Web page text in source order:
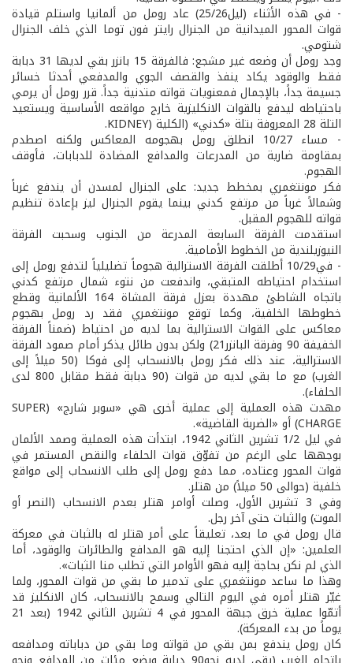
- في هذه الأثناء (ليل25/26) عاد رومل من ألمانيا واستلم قيادة
قوات المحور الميدانية من الجنرال رايتر فون توما الذي خلف الجنرال
شتومي.
وجد رومل أن وضعه غير مشجع: فالفرقة 15 بانزر بقي لديها 31 دبابة
فقط والوقود يكاد ينفذ والقصف الجوي والمدفعي أحدثا خسائر
جسيمة جداً، بالإجمال فمعنويات قواته متدنية جداً. قرر رومل أن يرمي
باحتياطه ليدفع بالقوات الانكليزية خارج مواقعه الأساسية ويستعيد
التلة 28 المعروفة بتلة «كدني» (الكلية (KIDNEY.
- مساء 10/27 انطلق رومل بهجومه المعاكس ولكنه اصطدم
بمقاومة ضارية من المدرعات والمدافع المضادة للدبابات، فأوقف
الهجوم.
فكر مونتغمري بمخطط جديد: على الجنرال لمسدن أن يندفع غرباً
وشمالاً غرباً من مرتفع كدني بينما يقوم الجنرال ليز بإعادة تنظيم
قواته للهجوم المقبل.
استقدمت الفرقة السابعة المدرعة من الجنوب وسحبت الفرقة
النيوزيلندية من الخطوط الأمامية.
- في10/29 أطلقت الفرقة الاسترالية هجوماً تضليلياً لتدفع رومل إلى
استخدام احتياطه المتبقي، واندفعت من نتوء شمال مرتفع كدني
باتجاه الشاطئ مهددة بعزل فرقة المشاة 164 الألمانية وقطع
خطوطها الخلفية، وكما توقع مونتغمري فقد رد رومل بهجوم
معاكس على القوات الاسترالية بما لديه من احتياط (ضمناً الفرقة
الخفيفة 90 وفرقة البانزر21) ولكن بدون طائل يذكر أمام صمود الفرقة
الاسترالية، عند ذلك فكر رومل بالانسحاب إلى فوكا (50 ميلاً إلى
الغرب) مع ما بقي لديه من قوات (90 دبابة فقط مقابل 800 لدى
الحلفاء).
مهدت هذه العملية إلى عملية أخرى هي «سوبر شارج» (SUPER
CHARGE) أو «الضربة القاضية».
في ليل 1/2 تشرين الثاني 1942، ابتدأت هذه العملية وصمد الألمان
بوجهها على الرغم من تفوّق قوات الحلفاء والنقص المستمر في
قوات المحور وعتاده، مما دفع رومل إلى طلب الانسحاب إلى مواقع
خلفية (حوالى 50 ميلاً) من هتلر.
وفي 3 تشرين الأول، وصلت أوامر هتلر بعدم الانسحاب (النصر أو
الموت) والثبات حتى آخر رجل.
قال رومل في ما بعد، تعليقاً على أمر هتلر له بالثبات في معركة
العلمين: «إن الذي احتجنا إليه هو المدافع والطائرات والوقود، أما
الذي لم نكن بحاجة إليه فهو الأوامر التي تطلب منا الثبات».
وهذا ما ساعد مونتغمري على تدمير ما بقي من قوات المحور، ولما
غيّر هتلر أمره في اليوم التالي وسمح بالانسحاب، كان الانكليز قد
أتمّوا عملية خرق جبهة المحور في 4 تشرين الثاني 1942 (بعد 21
يوماً من بدء المعركة).
كان رومل يندفع بمن بقي من قواته وما بقي من دباباته ومدافعه